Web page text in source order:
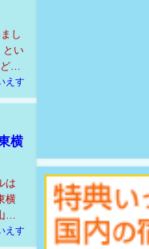
し
とい
、
えす
横
は
横
えす